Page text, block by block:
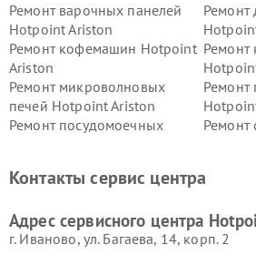
Ремонт варочных панелей
Hotpoint Ariston
Ремонт кофемашин Hotpoint
Ariston
Ремонт
Ремонт микроволновых
печей Hotpoint Ariston
Ремонт
Ремонт посудомоечных
Ремонт
Hotpoint Ariston
Ariston
Контакты сервис центра
Адрес сервисного центра
г. Иваново, ул. Багаева, 14, корп. 2